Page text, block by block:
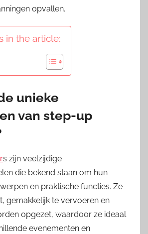
opvallen.
in the article:
unieke
van step-up
s zijn veelzijdige
die bekend staan om hun
en praktische functies. Ze
gemakkelijk te vervoeren en
opgezet, waardoor ze ideaal
evenementen en